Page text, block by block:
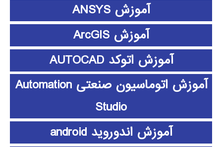
آموزش ANSYS
آموزش ArcGIS
آموزش اتوکد AUTOCAD
آموزش اتوماسیون صنعتی Automation
Studio
آموزش اندوروید android